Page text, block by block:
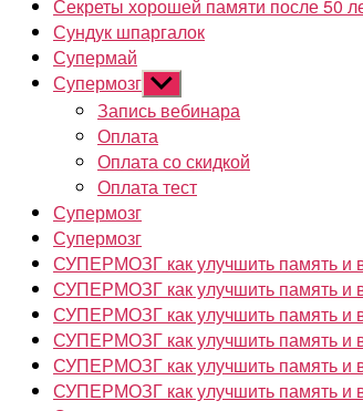
Секреты хорошей памяти после 50
Сундук шпаргалок
Супермай
Супермозг Показывать
подменю
Запись вебинара
Оплата
Оплата со скидкой
Оплата тест
Супермозг
Супермозг
СУПЕРМОЗГ как улучшить память и
СУПЕРМОЗГ как улучшить память и
СУПЕРМОЗГ как улучшить память и
СУПЕРМОЗГ как улучшить память и
СУПЕРМОЗГ как улучшить память и
СУПЕРМОЗГ как улучшить память и